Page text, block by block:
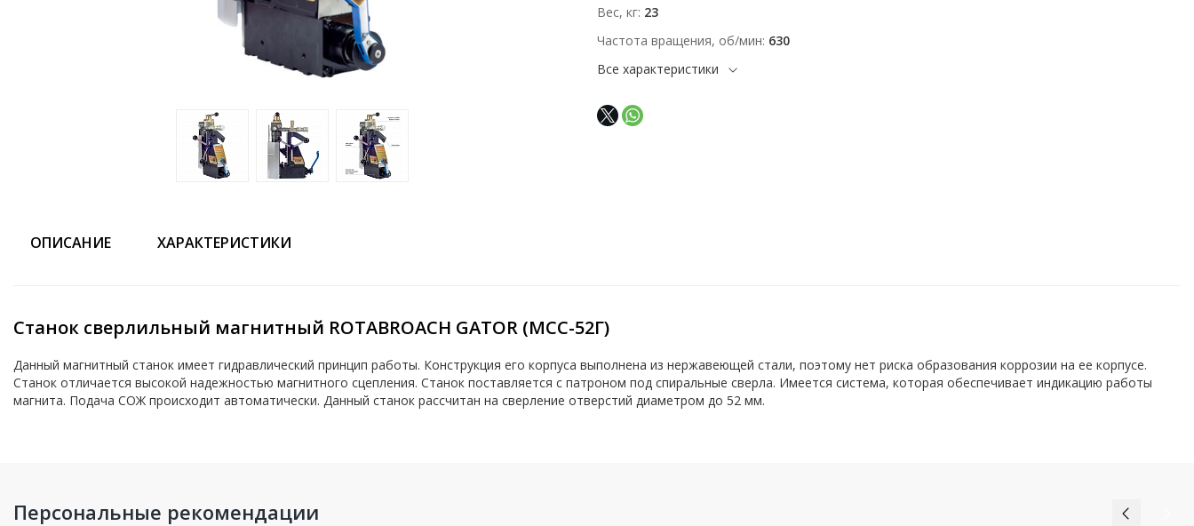
Вес, кг 23
Частота вращения, об/мин 630
Все характеристики
ОПИСАНИЕ ХАРАКТЕРИСТИКИ
Станок сверлильный магнитный ROTABROACH GATOR (MCC-52Г)
Данный магнитный станок имеет гидравлический принцип работы. Конструкция его корпуса выполнена из нержавеющей стали, поэтому нет риска образования коррозии на ее корпусе.
Станок отличается высокой надежностью магнитного сцепления. Станок поставляется с патроном под спиральные сверла. Имеется система, которая обеспечивает индикацию работы
магнита. Подача СОЖ происходит автоматически. Данный станок рассчитан на сверление отверстий диаметром до 52 мм.
Персональные рекомендации